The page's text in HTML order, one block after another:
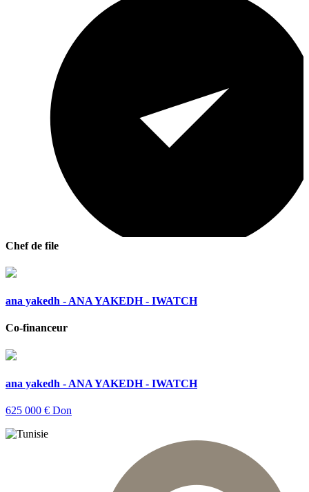
Chef de file
ana yakedh - ANA YAKEDH - IWATCH
Co-financeur
ana yakedh - ANA YAKEDH - IWATCH
625 000 € Don